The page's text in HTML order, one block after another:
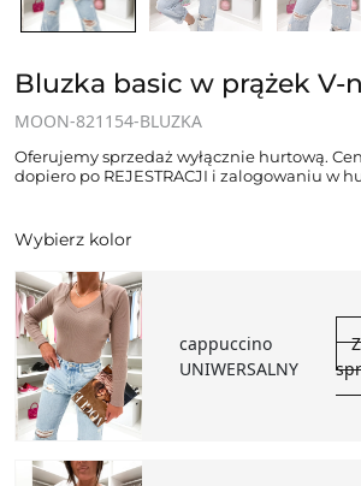
Bluzka basic w prążek V-
MOON-821154-BLUZKA
Oferujemy sprzedaż wyłącznie hurtową.
dopiero po REJESTRACJI i zalogowaniu w
Wybierz kolor
cappuccino
UNIWERSALNY